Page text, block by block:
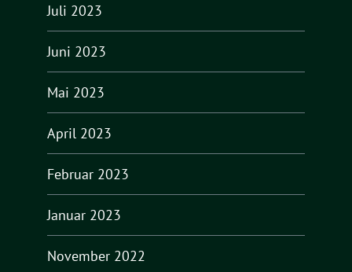
Juli 2023
Juni 2023
Mai 2023
April 2023
Februar 2023
Januar 2023
November 2022